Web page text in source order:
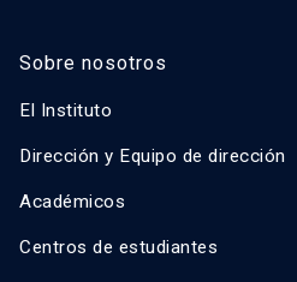
Sobre nosotros
El Instituto
Dirección y Equipo de dirección
Académicos
Centros de estudiantes